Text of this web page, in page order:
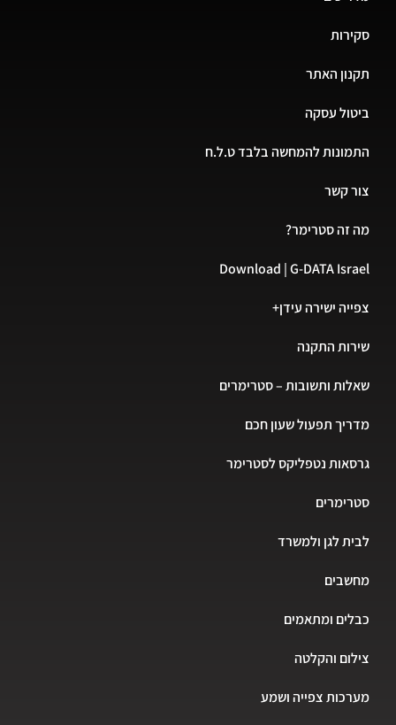
האתר
עסקה
להמחשה בלבד ט.ל.ח
קשר
זה סטרימר?
Download | G-DATA
ישירה עידן+
התקנה
ותשובות – סטרימרים
תפעול שעון חכם
נטפליקס לסטרימר
לגן ולמשרד
ומתאמים
והקלטה
צפייה ושמע